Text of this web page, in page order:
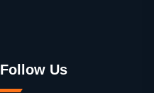
Follow Us